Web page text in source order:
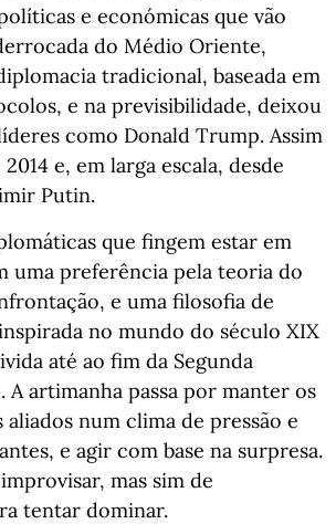
e económicas que vão
do Médio Oriente,
tradicional, baseada em
e na previsibilidade, deixou
como Donald Trump. Assim
e, em larga escala, desde
Putin.
que fingem estar em
uma preferência pela teoria do
e uma filosofia de
no mundo do século XIX
até ao fim da Segunda
A artimanha passa por manter os
aliados num clima de pressão e
e agir com base na surpresa.
mas sim de
tentar dominar.